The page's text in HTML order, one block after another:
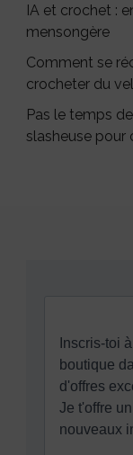
IA et crochet :
mensongère
Comment se
crocheter du
Pas le temps
slasheuse pour